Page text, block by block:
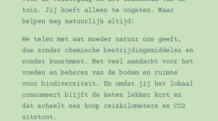
tuin. Jij hoeft alleen te oogsten. Maar
helpen mag natuurlijk altijd!
We telen met wat moeder natuur ons geeft,
dus zonder chemische bestrijdingsmiddelen en
zonder kunstmest. Met veel aandacht voor het
voeden en beheren van de bodem en ruimte
voor biodiversiteit. En omdat jij het lokaal
consumeert blijft de keten lekker kort en
dat scheelt een hoop reiskilometers en CO2
uitstoot.